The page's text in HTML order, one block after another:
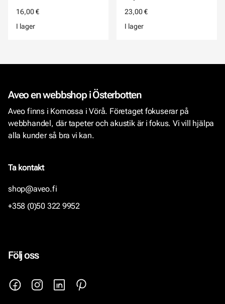
16,00 €
I lager
23,00 €
I lager
Aveo en webbshop i Österbotten
Aveo finns i Komossa i Vörå. Företaget fokuserar på
webbhandel, där tapeter och akustik är i fokus. Vi vill hjälpa
alla kunder så bra vi kan.
Ta kontakt
shop@aveo.fi
+358 (0)50 322 9952
Följ oss